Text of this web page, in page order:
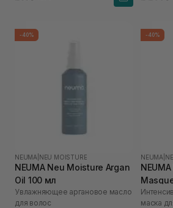
-40%
NEUMA NEU MOISTURE
NEUMA Neu Moisture Argan
Oil 100 мл
Увлажняющее аргановое масло
для волос
-40%
NEUMA
маска